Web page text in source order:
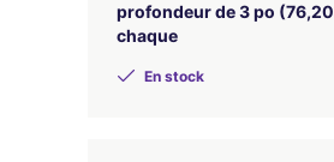
profondeur de 3 po
chaque
En stock